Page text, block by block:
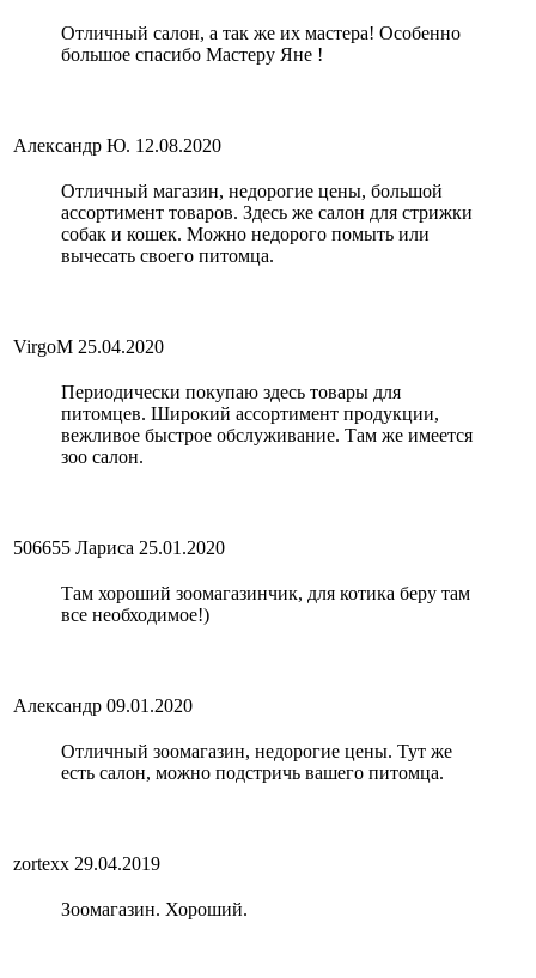
Отличный салон, а так же их мастера! Особенно
большое спасибо Мастеру Яне !
Александр Ю. 12.08.2020
Отличный магазин, недорогие цены, большой
ассортимент товаров. Здесь же салон для стрижки
собак и кошек. Можно недорого помыть или
вычесать своего питомца.
VirgoM 25.04.2020
Периодически покупаю здесь товары для
питомцев. Широкий ассортимент продукции,
вежливое быстрое обслуживание. Там же имеется
зоо салон.
506655 Лариса 25.01.2020
Там хороший зоомагазинчик, для котика беру там
все необходимое!)
Александр 09.01.2020
Отличный зоомагазин, недорогие цены. Тут же
есть салон, можно подстричь вашего питомца.
zortexx 29.04.2019
Зоомагазин. Хороший.